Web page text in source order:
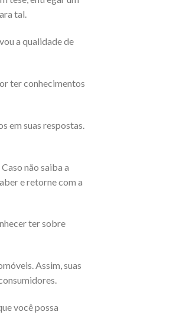
tal.
a qualidade de
ter conhecimentos
em suas respostas.
não saiba a
e retorne com a
ter sobre
Assim, suas
você possa